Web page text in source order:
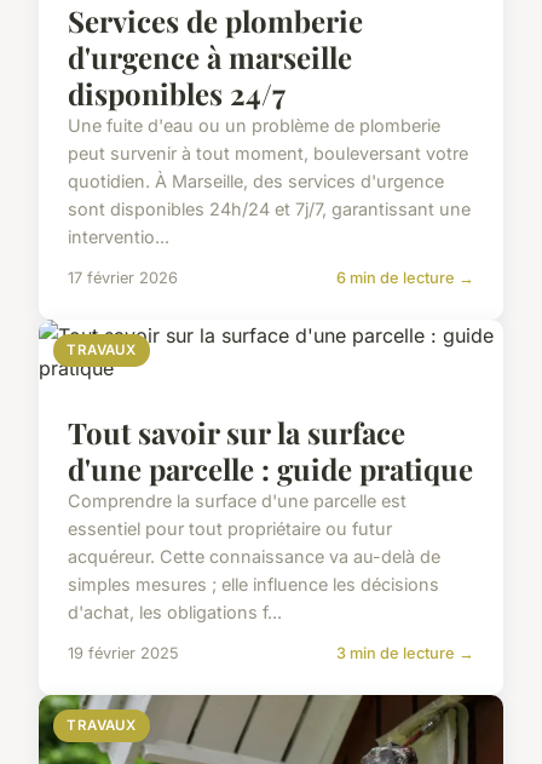
Services de plomberie
d'urgence à marseille
disponibles 24/7
Une fuite d'eau ou un problème de plomberie
peut survenir à tout moment, bouleversant votre
quotidien. À Marseille, des services d'urgence
sont disponibles 24h/24 et 7j/7, garantissant une
interventio...
17 février 2026 6 min de lecture →
TRAVAUX
Tout savoir sur la surface
d'une parcelle : guide pratique
Comprendre la surface d'une parcelle est
essentiel pour tout propriétaire ou futur
acquéreur. Cette connaissance va au-delà de
simples mesures ; elle influence les décisions
d'achat, les obligations f...
19 février 2025 3 min de lecture →
TRAVAUX